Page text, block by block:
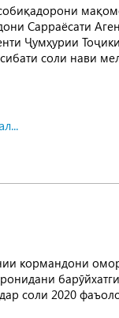
Сарраёсати
Ҷумҳурии
соли нави
кормандони
соли 2020